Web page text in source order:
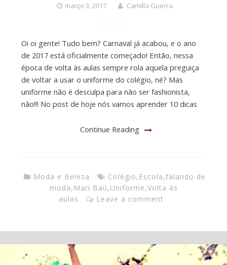
março 3, 2017 Camilla Guerra
Oi oi gente! Tudo bem? Carnaval já acabou, e o ano
de 2017 está oficialmente começado! Então, nessa
época de volta às aulas sempre rola aquela preguiça
de voltar a usar o uniforme do colégio, né? Mas
uniforme não é desculpa para não ser fashionista,
não!!! No post de hoje nós vamos aprender 10 dicas
Continue Reading
Moda e Beleza Colégio, Escola,falando de
moda, Mari Baú,Uniforme,Volta às
aulas
Leave a comment